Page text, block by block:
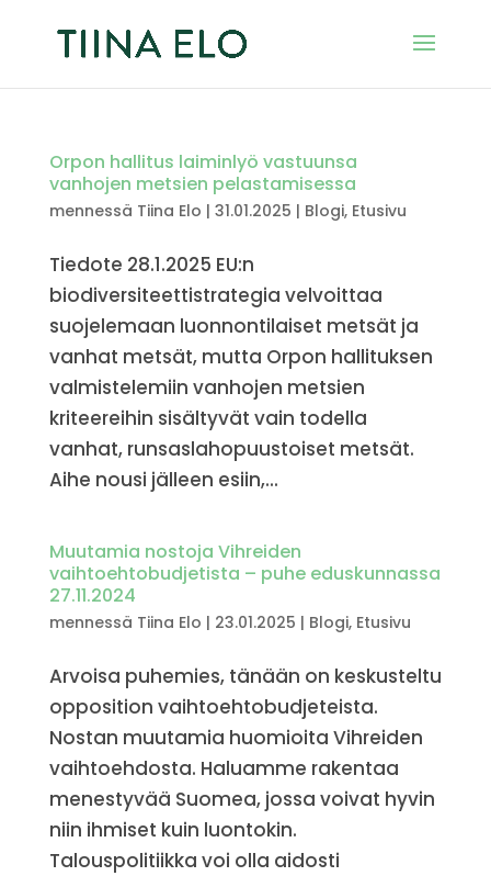
Orpon hallitus laiminlyö vastuunsa
vanhojen metsien pelastamisessa
mennessä Tiina Elo | 31.01.2025 | Blogi, Etusivu
Tiedote 28.1.2025 EU:n
biodiversiteettistrategia velvoittaa
suojelemaan luonnontilaiset metsät ja
vanhat metsät, mutta Orpon hallituksen
valmistelemiin vanhojen metsien
kriteereihin sisältyvät vain todella
vanhat, runsaslahopuustoiset metsät.
Aihe nousi jälleen esiin,...
Muutamia nostoja Vihreiden
vaihtoehtobudjetista – puhe eduskunnassa
27.11.2024
mennessä Tiina Elo | 23.01.2025 | Blogi, Etusivu
Arvoisa puhemies, tänään on keskusteltu
opposition vaihtoehtobudjeteista.
Nostan muutamia huomioita Vihreiden
vaihtoehdosta. Haluamme rakentaa
menestyvää Suomea, jossa voivat hyvin
niin ihmiset kuin luontokin.
Talouspolitiikka voi olla aidosti